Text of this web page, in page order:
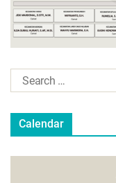
Calendar